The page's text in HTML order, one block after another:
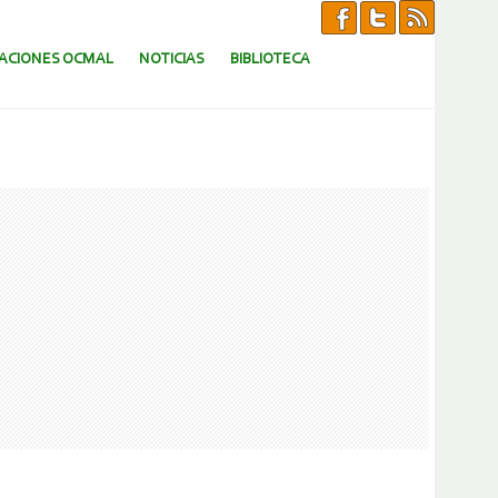
OCMAL NOTICIAS BIBLIOTECA